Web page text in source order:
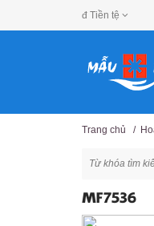
đ Tiền tệ
Trang chủ /
MF7536